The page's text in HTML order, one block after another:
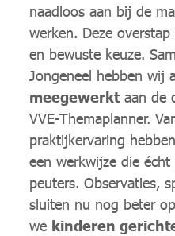
naadloos aan bij de
werken. Deze
en bewuste keuze.
Jongeneel hebben wij
meegewerktaan de
VVE-Themaplanner.
praktijkervaring
een werkwijze die
peuters. Observaties,
sluiten nu nog beter
we kinderen